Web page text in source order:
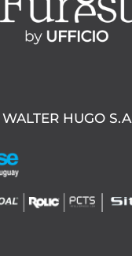
WALTER HUGO S.A